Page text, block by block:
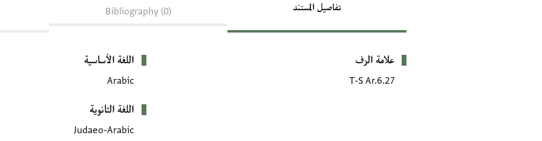
تفاصيل المستند
Bibliography (0)
بيانات التعريف
علامة الرف
T-S Ar.6.27
اللغة الأساسية
Arabic
اللغة الثانوية
Judaeo-Arabic